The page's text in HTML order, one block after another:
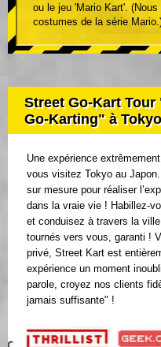
ou le jeu 'Mario Kart'.
costumes de la série
Street Go-Kart
Go-Karting" à
Une expérience
vous visitez Tokyo au
sur mesure pour réaliser
dans la vraie vie ! Habillez-
et conduisez à travers la
tournés vers vous, garanti !
privé, Street Kart est
expérience un moment
parole, croyez nos clients
jamais suffisante" !